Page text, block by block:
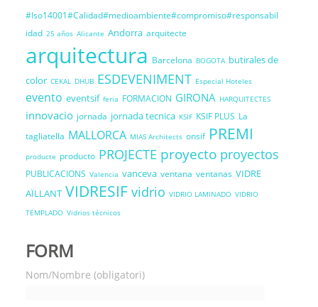
#Iso14001#Calidad#medioambiente#compromiso#responsabil
idad 25 años Alicante Andorra arquitecte
arquitectura Barcelona BOGOTA butirales de
color CEKAL DHUB ESDEVENIMENT Especial Hoteles
evento eventsif feria FORMACION GIRONA HARQUITECTES
innovacio jornada jornada tecnica KSIF KSIF PLUS La
tagliatella MALLORCA MIAS Architects onsif PREMI
producte producto PROJECTE proyecto proyectos
PUBLICACIONS Valencia vanceva ventana ventanas VIDRE
AÏLLANT VIDRESIF vidrio VIDRIO LAMINADO VIDRIO
TEMPLADO Vidrios técnicos
FORM
Nom/Nombre (obligatori)